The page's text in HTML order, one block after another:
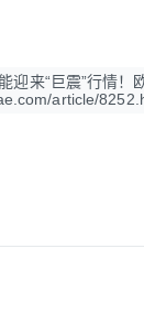
迎来“巨震”行情！
article/